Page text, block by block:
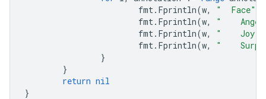
fmt. Fprintln(w, "  Face"
fmt. Fprintln(w,
"
fmt. Fprintln(w, "    Joy:"
fmt. Fprintln(w,
"
}
}
return nil
}